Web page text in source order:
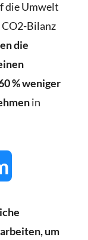
die Umwelt
CO2-Bilanz
die
% weniger
in
um